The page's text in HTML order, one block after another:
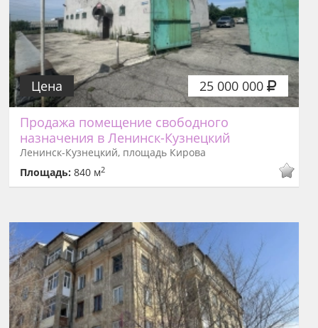
25 000 000
Цена
Продажа помещение свободного
назначения в Ленинск-Кузнецкий
Ленинск-Кузнецкий, площадь Кирова
Площадь:840 м2